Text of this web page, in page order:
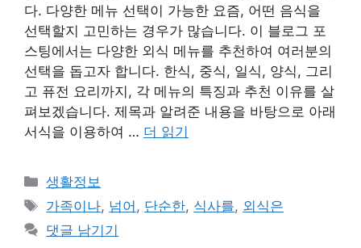
다. 다양한 메뉴 선택이 가능한 요즘, 어떤 음식을
선택할지 고민하는 경우가 많습니다. 이 블로그 포
스팅에서는 다양한 외식 메뉴를 추천하여 여러분의
선택을 돕고자 합니다. 한식, 중식, 일식, 양식, 그리
고 퓨전 요리까지, 각 메뉴의 특징과 추천 이유를 살
펴보겠습니다. 제목과 알려준 내용을 바탕으로 아래
서식을 이용하여 … 더 읽기
카
테
고
리
생활정보
태
그
가족이나, 넘어 , 단순한, 식사를, 외식은
댓글 남기기